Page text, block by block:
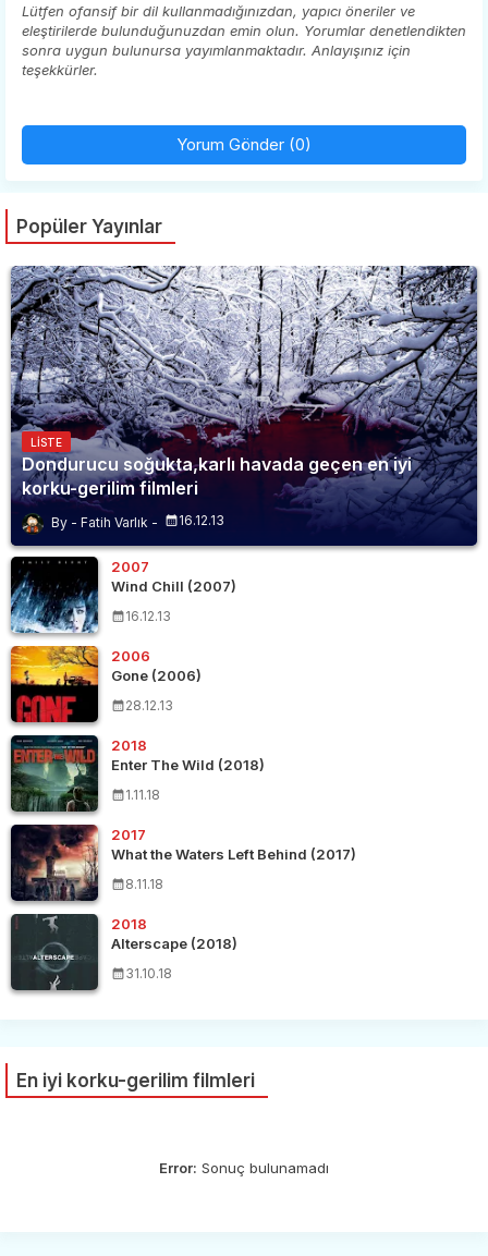
Lütfen ofansif bir dil kullanmadığınızdan, yapıcı öneriler ve
eleştirilerde bulunduğunuzdan emin olun. Yorumlar denetlendikten
sonra uygun bulunursa yayımlanmaktadır. Anlayışınız için
teşekkürler.
Yorum Gönder (0)
Popüler Yayınlar
LISTE
Dondurucu soğukta,karlı havada geçen en iyi
korku-gerilim filmleri
Fatih Varlık 16.12.13
2007
Wind Chill (2007)
16.12.13
2006
Gone (2006)
28.12.13
2018
Enter The Wild (2018)
1.11.18
2017
What the Waters Left Behind (2017)
8.11.18
2018
Alterscape (2018)
31.10.18
En iyi korku-gerilim filmleri
Error: Sonuç bulunamadı